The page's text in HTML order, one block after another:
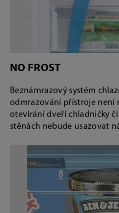
NO FROST
Beznámrazový systém
odmrazování přístroje není
otevírání dveří chladničky
stěnách nebude usazovat